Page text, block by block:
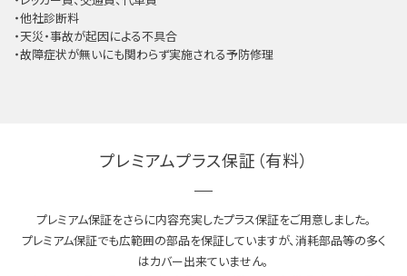
・他社診断料
・天災・事故が起因による不具合
・故障症状が無いにも関わらず実施される予防修理
プレミアムプラス保証（有料）
プレミアム保証をさらに内容充実したプラス保証をご用意しました。
プレミアム保証でも広範囲の部品を保証していますが、消耗部品等の多く
はカバー出来ていません。